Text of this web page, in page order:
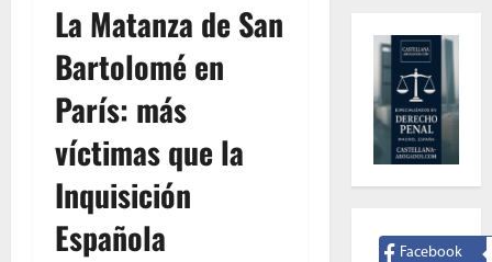
La Matanza de San
Bartolomé en
París: más
víctimas que la
Inquisición
Española
Facebook